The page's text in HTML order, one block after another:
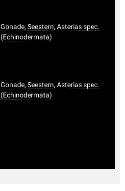
Gonade, Seestern, Asterias spec.
(Echinodermata)
Gonade, Seestern, Asterias spec.
(Echinodermata)